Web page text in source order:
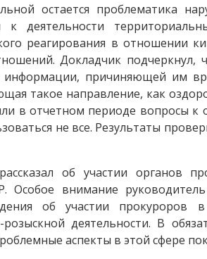
остается проблематика
деятельности
реагирования в отношении
Докладчик подчеркнул,
причиняющей им
такое направление, как
в отчетном периоде вопросы к
не все. Результаты
об участии органов
Особое внимание
об участии прокуроров
деятельности. В
аспекты в этой сфере